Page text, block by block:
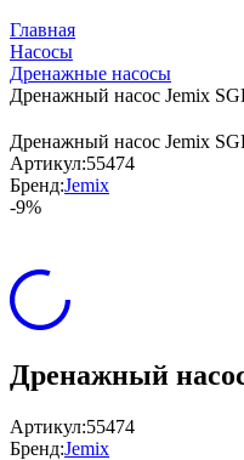
Главная
Насосы
Дренажные насосы
Дренажный насос Jemix
Дренажный насос Jemix
Артикул:55474
Бренд:Jemix
-9%
Дренажный
Артикул:55474
Бренд:Jemix